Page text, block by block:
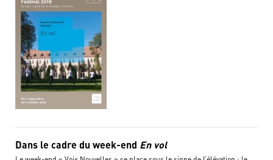
Dans le cadre du week-end En vol